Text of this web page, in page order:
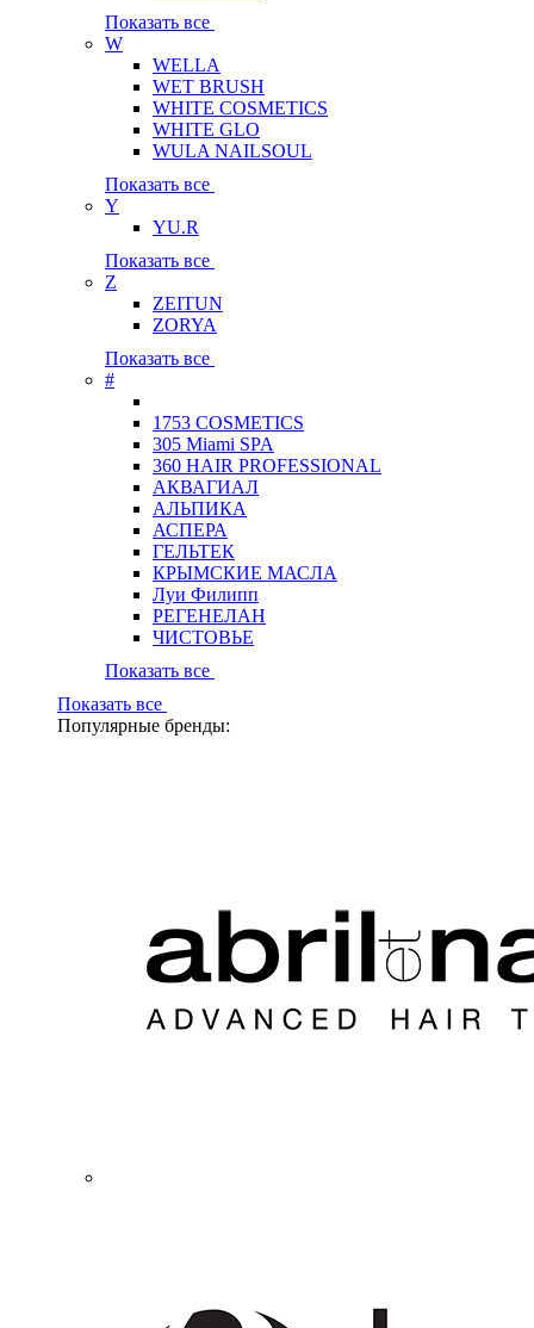
Показать все
W
WELLA
WET BRUSH
WHITE COSMETICS
WHITE GLO
WULA NAILSOUL
Показать все
Y
YU.R
Показать все
Z
ZEITUN
ZORYA
Показать все
#
1753 COSMETICS
305 Miami SPA
360 HAIR PROFESSIONAL
АКВАГИАЛ
АЛЬПИКА
АСПЕРА
ГЕЛЬТЕК
КРЫМСКИЕ МАСЛА
Луи Филипп
РЕГЕНЕЛАН
ЧИСТОВЬЕ
Показать все
Показать все
Популярные бренды: